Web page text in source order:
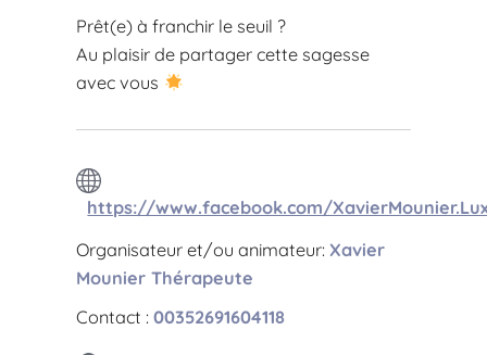
Prêt(e) à franchir le seuil ?
Au plaisir de partager cette sagesse
avec vous
https://www.facebook.com/
Organisateur et/ou animateur: Xavier
Mounier Thérapeute
Contact : 00352691604118